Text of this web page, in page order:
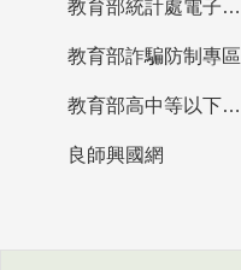
教育部統計處電子書櫃
教育部詐騙防制專區
教育部高中等以下學校及幼兒園教師資格檢定考試
良師興國網